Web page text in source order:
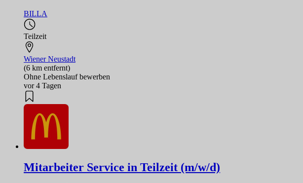
BILLA
Teilzeit
Wiener Neustadt
(6 km entfernt)
Ohne Lebenslauf bewerben
vor 4 Tagen
Mitarbeiter Service in Teilzeit (m/w/d)